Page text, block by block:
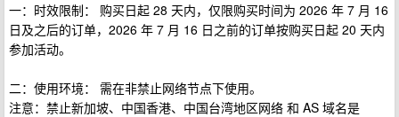
一：时效限制： 购买日起 28 天内，仅限购买时间为 2026 年 7 月 16
日及之后的订单，2026 年 7 月 16 日之前的订单按购买日起 20 天内
参加活动。
二：使用环境： 需在非禁止网络节点下使用。
注意：禁止新加坡、中国香港、中国台湾地区网络 和 AS 域名是